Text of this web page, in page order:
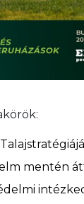
mentén